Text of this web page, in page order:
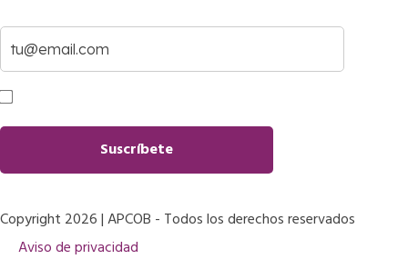
Copyright 2026 | APCOB - Todos los derechos reservados
Aviso de privacidad